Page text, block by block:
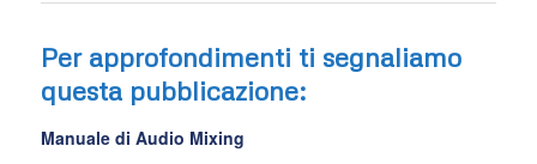
Per approfondimenti ti segnaliamo
questa pubblicazione:
Manuale di Audio Mixing